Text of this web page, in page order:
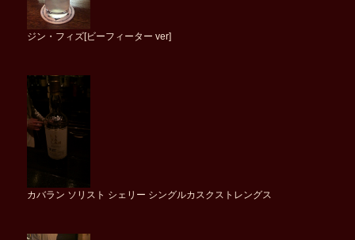
ジン・フィズ[ビーフィーター ver]
カバラン ソリスト シェリー シングルカスクストレングス